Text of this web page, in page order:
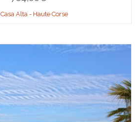
Casa Alta - Haute Corse